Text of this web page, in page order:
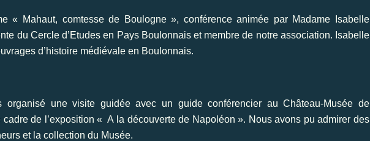
« Mahaut, comtesse de Boulogne », conférence animée par Madame Isabelle
du Cercle d’Etudes en Pays Boulonnais et membre de notre association. Isabelle
d’histoire médiévale en Boulonnais.
organisé une visite guidée avec un guide conférencier au Château-Musée de
cadre de l’exposition « A la découverte de Napoléon ». Nous avons pu admirer des
et la collection du Musée.